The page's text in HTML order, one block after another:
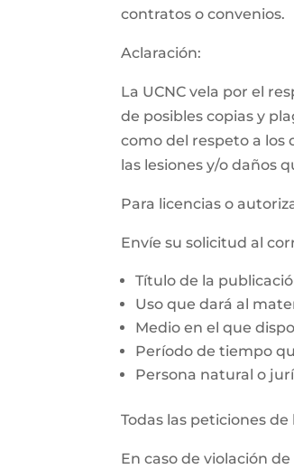
contratos o convenios.
Aclaración:
La UCNC vela por el
de posibles copias y
como del respeto a los
las lesiones y/o daños
Para licencias o
Envíe su solicitud al
Título de la
Uso que dará al
Medio en el que
Período de tiempo
Persona natural o
Todas las peticiones
En caso de violación